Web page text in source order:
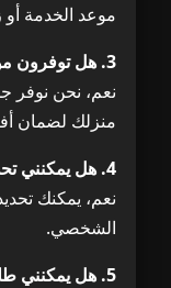
موعد الخدمة أو
3. هل توفرون مواد التنظيف والأدوات؟
نعم، نحن نوفر
منزلك لضمان
4. هل يمكنني تحديد وقت محدد للتنظيف؟
نعم، يمكنك
الشخصي.
5. هل يمكنني طلب الخدمة في عطلات نهاية الأسبوع؟